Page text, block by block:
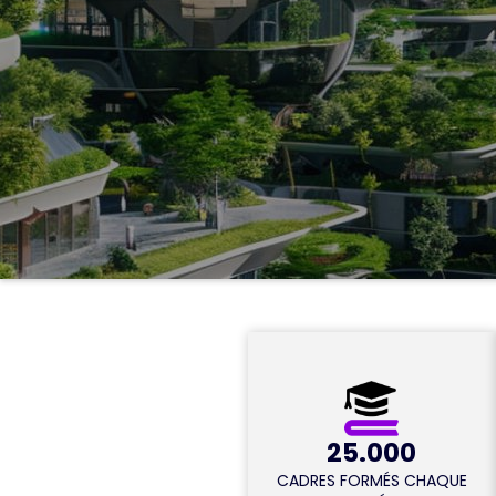
ACCÉDER AUX REPLAYS
25.000
CADRES FORMÉS CHAQUE